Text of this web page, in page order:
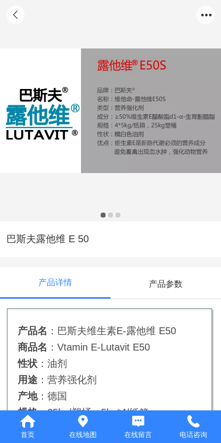
巴斯夫露他维 E 50
产品详情 产品参数
产品名 ：巴斯夫维生素E-露他维 E50
商品名 ：Vtamin E-Lutavit E50
性状 ：油剂
用途 ：营养强化剂
产地：德国
规格：25kg/塑桶，5kg*4/纸箱
首页 在线地图 在线留言 电话咨询